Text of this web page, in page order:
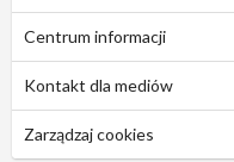
Centrum informacji
Kontakt dla mediów
Zarządzaj cookies